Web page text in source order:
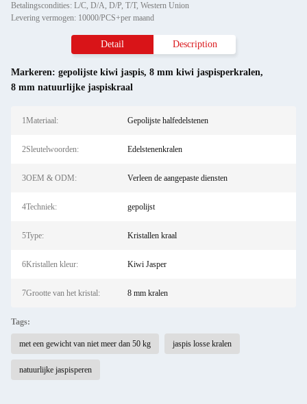
Betalingscondities: L/C, D/A, D/P, T/T, Western Union
Levering vermogen: 10000/PCS+per maand
Detail Description
Markeren: gepolijste kiwi jaspis, 8 mm kiwi jaspisperkralen,
8 mm natuurlijke jaspiskraal
1Materiaal: Gepolijste halfedelstenen
2Sleutelwoorden: Edelstenenkralen
3OEM & ODM: Verleen de aangepaste diensten
4Techniek: gepolijst
5Type: Kristallen kraal
6Kristallen kleur: Kiwi Jasper
7Grootte van het kristal: 8 mm kralen
Tags:
met een gewicht van niet meer dan 50 kg jaspis losse kralen
natuurlijke jaspisperen